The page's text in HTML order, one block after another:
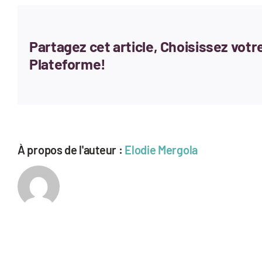
Partagez cet article, Choisissez
Plateforme!
À propos de l'auteur : Elodie Mergola